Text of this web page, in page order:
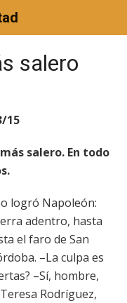
salero
15
salero. En todo
logró Napoleón:
adentro, hasta
el faro de San
–La culpa es
–Sí, hombre,
Rodríguez,